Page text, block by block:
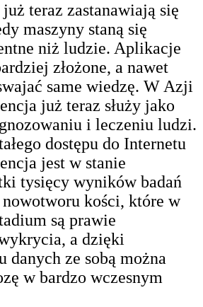
teraz zastanawiają się
maszyny staną się
niż ludzie. Aplikacje
złożone, a nawet
same wiedzę. W Azji
już teraz służy jako
i leczeniu ludzi.
dostępu do Internetu
jest w stanie
tysięcy wyników badań
kości, które w
są prawie
a dzięki
ze sobą można
w bardzo wczesnym